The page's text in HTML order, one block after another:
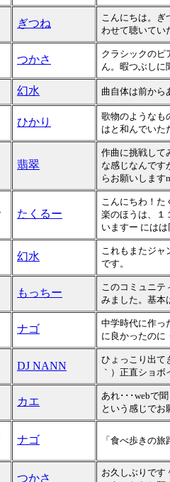
ぎつね
こんにちは。
わせて聴いてい
つかさ
クラシックのピ
ん。暇つぶしに
幻水 曲自体は前から
ひかり
歌物のようなも
はと和んでいた
翡翠
作曲に挑戦して
な感じなんです
らお願いします
たくるー
こんにちわ！
楽のほうは、１
いますー には
幻水
これもまたジ
です。
もっちー
このコミュニテ
みました。基本
ナゴ
中学時代に作
に良かったのに
DJ NANN
ひょっこり出て
｀）正直ショ
カエ
あれ･･･webで
という感じでお
ナゴ 「食べ歩きの
つかさ
お久しぶりです